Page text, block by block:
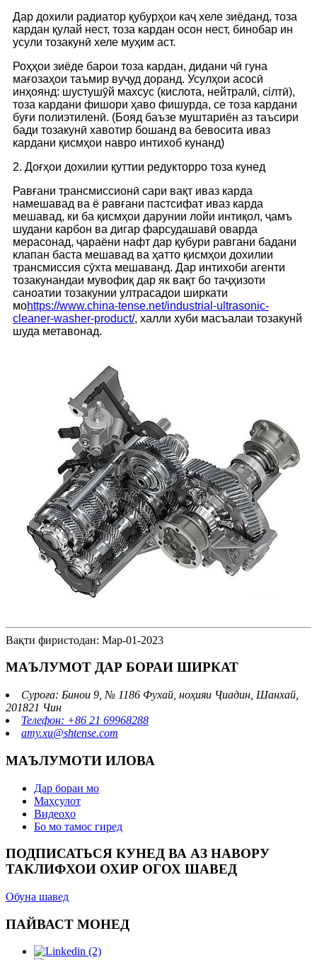
Дар дохили радиатор қубурҳои каҷ хеле зиёданд, тоза
кардан қулай нест, тоза кардан осон нест, бинобар ин
усули тозакунӣ хеле муҳим аст.
Роҳҳои зиёде барои тоза кардан, дидани чӣ гуна
мағозаҳои таъмир вуҷуд доранд. Усулҳои асосӣ
инҳоянд: шустушӯй махсус (кислота, нейтралӣ, сілтӣ),
тоза кардани фишори ҳаво фишурда, се тоза кардани
буғи полиэтиленӣ. (Бояд баъзе муштариён аз таъсири
бади тозакунӣ хавотир бошанд ва бевосита иваз
кардани қисмҳои навро интихоб кунанд)
2. Доғҳои дохилии қуттии редукторро тоза кунед
Равғани трансмиссионӣ сари вақт иваз карда
намешавад ва ё равғани пастсифат иваз карда
мешавад, ки ба қисмҳои дарунии лойи интиқол, ҷамъ
шудани карбон ва дигар фарсудашавӣ оварда
мерасонад, ҷараёни нафт дар қубури равгани бадани
клапан баста мешавад ва ҳатто қисмҳои дохилии
трансмиссия сӯхта мешаванд. Дар интихоби агенти
тозакунандаи мувофиқ дар як вақт бо таҷҳизоти
саноатии тозакунии ултрасадои ширкати
моhttps://www.china-tense.net/industrial-ultrasonic-
cleaner-washer-product/, халли хуби масъалаи тозакунй
шуда метавонад.
Вақти фиристодан: Мар-01-2023
МАЪЛУМОТ ДАР БОРАИ ШИРКАТ
Суроға: Бинои 9, № 1186 Фухай, ноҳияи Ҷиадин, Шанхай,
201821 Чин
Телефон: +86 21 69968288
amy.xu@shtense.com
МАЪЛУМОТИ ИЛОВА
Дар бораи мо
Маҳсулот
Видеоҳо
Бо мо тамос гиред
ПОДПИСАТЬСЯ КУНЕД ВА АЗ НАВОРУ
ТАКЛИФХОИ ОХИР ОГОХ ШАВЕД
Обуна шавед
ПАЙВАСТ МОНЕД